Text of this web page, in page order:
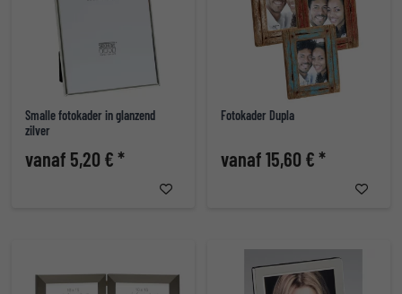
Smalle fotokader in glanzend
zilver
vanaf 5,20 € *
Fotokader Dupla
vanaf 15,60 € *